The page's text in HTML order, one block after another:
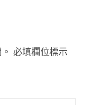
必填欄位標示